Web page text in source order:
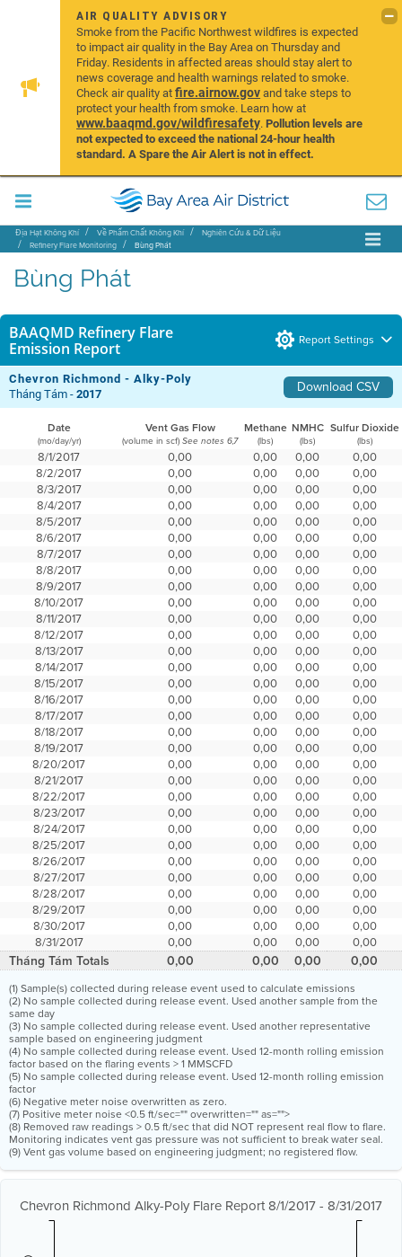
AIR QUALITY ADVISORY
Smoke from the Pacific Northwest wildfires is expected
to impact air quality in the Bay Area on Thursday and
Friday. Residents in affected areas should stay alert to
news coverage and health warnings related to smoke.
Check air quality atfire.airnow.govand take steps to
protect your health from smoke. Learn how at
www.baaqmd.gov/wildfiresafety.Pollution levels are
not expected to exceed the national 24-hour health
standard. A Spare the Air Alert is not in effect.
Địa Hạt Không Khí Về Phẩm Chất Không Khí
Nghiên Cứu & Dữ Liệu
Refinery Flare Monitoring
Bùng Phát
Bùng Phát
BAAQMD Refinery Flare
Emission Report
Report Settings
Chevron Richmond - Alky-Poly Download CSV
Tháng Tám -2017
Date Vent Gas Flow Methane NMHC Sulfur Dioxide
(mo/day/yr) (volume in scf) See notes 6,7 (lbs) (lbs) (lbs)
8/1/2017 0,00 0,00 0,00
0,00
8/2/2017
0,00 0,00 0,00
0,00
8/3/2017
0,00 0,00 0,00
0,00
8/4/2017
0,00 0,00 0,00
0,00
8/5/2017
0,00 0,00 0,00
0,00
8/6/2017
0,00 0,00 0,00
0,00
8/7/2017
0,00 0,00 0,00
0,00
8/8/2017
0,00 0,00 0,00
0,00
8/9/2017
0,00 0,00 0,00
0,00
8/10/2017
0,00 0,00 0,00
0,00
8/11/2017
0,00 0,00 0,00
0,00
8/12/2017
0,00 0,00 0,00
0,00
8/13/2017
0,00 0,00 0,00
0,00
8/14/2017
0,00 0,00 0,00
0,00
8/15/2017
0,00 0,00 0,00
0,00
8/16/2017
0,00 0,00 0,00
0,00
8/17/2017
0,00 0,00 0,00
0,00
8/18/2017
0,00 0,00 0,00
0,00
8/19/2017
0,00 0,00 0,00
0,00
8/20/2017
0,00 0,00 0,00
0,00
8/21/2017
0,00 0,00 0,00
0,00
8/22/2017
0,00 0,00 0,00
0,00
8/23/2017
0,00 0,00 0,00
0,00
8/24/2017
0,00 0,00 0,00
0,00
8/25/2017
0,00 0,00 0,00
0,00
8/26/2017
0,00 0,00 0,00
0,00
8/27/2017
0,00 0,00 0,00
0,00
8/28/2017
0,00 0,00 0,00
0,00
8/29/2017
0,00 0,00 0,00
0,00
8/30/2017
0,00 0,00 0,00
0,00
8/31/2017
0,00 0,00 0,00 0,00
Tháng Tám Totals 0,00 0,00 0,00 0,00
(1) Sample(s) collected during release event used to calculate emissions
(2) No sample collected during release event. Used another sample from the
same day
(3) No sample collected during release event. Used another representative
sample based on engineering judgment
(4) No sample collected during release event. Used 12-month rolling emission
factor based on the flaring events > 1 MMSCFD
(5) No sample collected during release event. Used 12-month rolling emission
factor
(6) Negative meter noise overwritten as zero.
(7) Positive meter noise <0.5 ft/sec="" overwritten="" as="">
(8) Removed raw readings > 0.5 ft/sec that did NOT represent real flow to flare.
Monitoring indicates vent gas pressure was not sufficient to break water seal.
(9) Vent gas volume based on engineering judgment; no registered flow.
Chevron Richmond Alky-Poly Flare Report 8/1/2017 - 8/31/2017